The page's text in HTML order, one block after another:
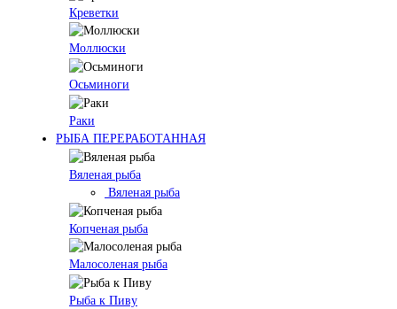
Креветки
Моллюски
Осьминоги
Раки
РЫБА ПЕРЕРАБОТАННАЯ
Вяленая рыба
Вяленая рыба
Копченая рыба
Малосоленая рыба
Рыба к Пиву